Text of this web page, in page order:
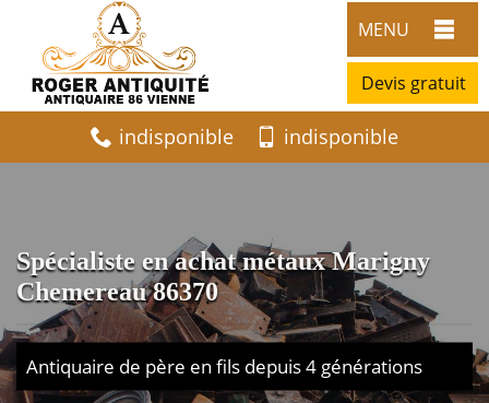
MENU
Devis gratuit
indisponible indisponible
Spécialiste en achat métaux Marigny
Chemereau 86370
Antiquaire de père en fils depuis 4 générations